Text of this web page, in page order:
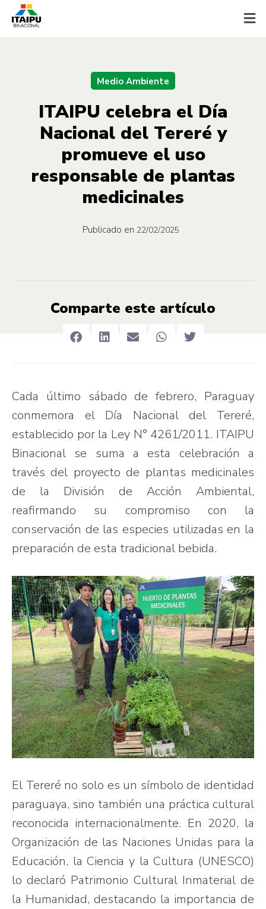
Medio Ambiente
ITAIPU celebra el Día
Nacional del Tereré y
promueve el uso
responsable de plantas
medicinales
Publicado en 22/02/2025
Comparte este artículo
Cada último sábado de febrero, Paraguay
conmemora el Día Nacional del Tereré,
establecido por la Ley N° 4261/2011. ITAIPU
Binacional se suma a esta celebración a
través del proyecto de plantas medicinales
de la División de Acción Ambiental,
reafirmando su compromiso con la
conservación de las especies utilizadas en la
preparación de esta tradicional bebida.
El Tereré no solo es un símbolo de identidad
paraguaya, sino también una práctica cultural
reconocida internacionalmente. En 2020, la
Organización de las Naciones Unidas para la
Educación, la Ciencia y la Cultura (UNESCO)
lo declaró Patrimonio Cultural Inmaterial de
la Humanidad, destacando la importancia de